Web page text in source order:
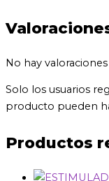
No hay valoraciones
Solo los usuarios
producto pueden
Productos